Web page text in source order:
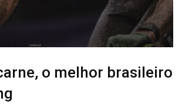
o melhor brasileiro